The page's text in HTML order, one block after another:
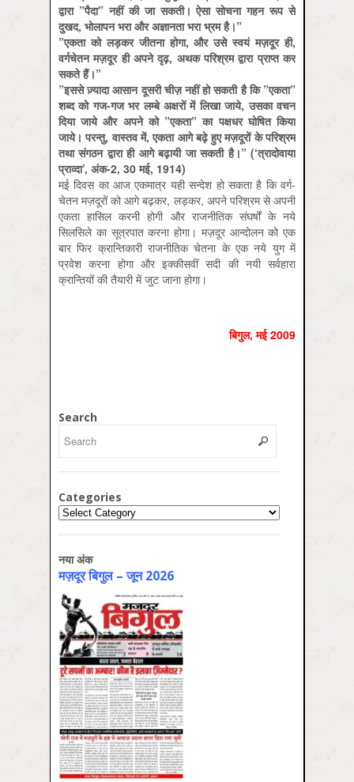
द्वारा ”पैदा” नहीं की जा सकती। ऐसा सोचना गहन रूप से
दुखद, भोलापन भरा और अज्ञानता भरा भ्रम है।”
”एकता को लड़कर जीतना होगा, और उसे स्वयं मज़दूर ही,
वर्गचेतन मज़दूर ही अपने दृढ़, अथक परिश्रम द्वारा प्राप्त कर
सकते हैं।”
”इससे ज़्यादा आसान दूसरी चीज़ नहीं हो सकती है कि ”एकता”
शब्द को गज-गज भर लम्बे अक्षरों में लिखा जाये, उसका वचन
दिया जाये और अपने को ”एकता” का पक्षधर घोषित किया
जाये। परन्तु, वास्तव में, एकता आगे बढ़े हुए मज़दूरों के परिश्रम
तथा संगठन द्वारा ही आगे बढ़ायी जा सकती है।” (‘त्रादोवाया
प्राव्दा’, अंक-2, 30 मई, 1914)
मई दिवस का आज एकमात्र यही सन्देश हो सकता है कि वर्ग-
चेतन मज़दूरों को आगे बढ़कर, लड़कर, अपने परिश्रम से अपनी
एकता हासिल करनी होगी और राजनीतिक संघर्षों के नये
सिलसिले का सूत्रपात करना होगा। मज़दूर आन्दोलन को एक
बार फिर क्रान्तिकारी राजनीतिक चेतना के एक नये युग में
प्रवेश करना होगा और इक्कीसवीं सदी की नयी सर्वहारा
क्रान्तियों की तैयारी में जुट जाना होगा।
बिगुल, मई 2009
Search
Categories
Categories
नया अंक
मज़दूर बिगुल – जून 2026